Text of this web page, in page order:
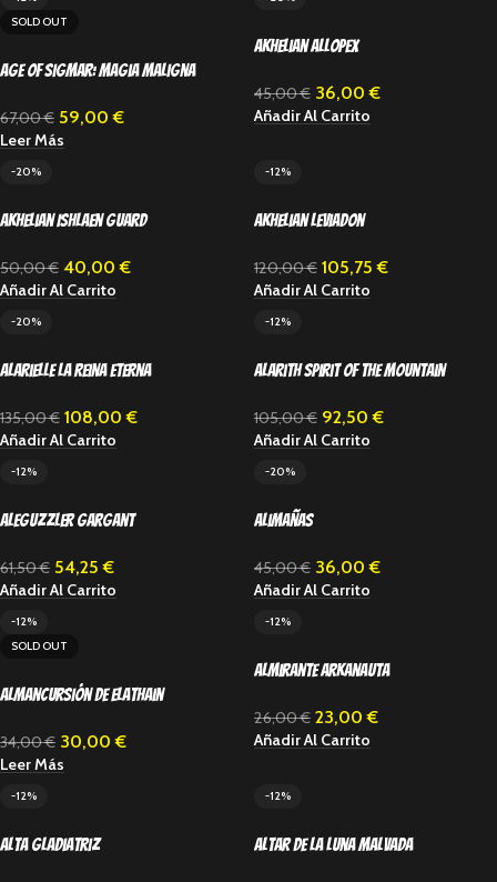
SOLD OUT
Age of Sigmar: Magia maligna
67,00€ 59,00€
Leer Más
Akhelian Allopex
45,00€ 36,00€
Añadir Al Carrito
-20%
Akhelian Ishlaen Guard
50,00€ 40,00€
Añadir Al Carrito
-12%
Akhelian Leviadon
120,00€ 105,75€
Añadir Al Carrito
-20%
Alarielle la Reina Eterna
135,00€ 108,00€
Añadir Al Carrito
-12%
Alarith Spirit of the Mountain
105,00€ 92,50€
Añadir Al Carrito
-12%
Aleguzzler Gargant
61,50€ 54,25€
Añadir Al Carrito
-20%
Alimañas
45,00€ 36,00€
Añadir Al Carrito
-12%
SOLD OUT
Almancursión de Elathain
34,00€ 30,00€
Leer Más
-12%
Almirante Arkanauta
26,00€ 23,00€
Añadir Al Carrito
-12%
Alta Gladiatriz
-12%
Altar de la Luna Malvada